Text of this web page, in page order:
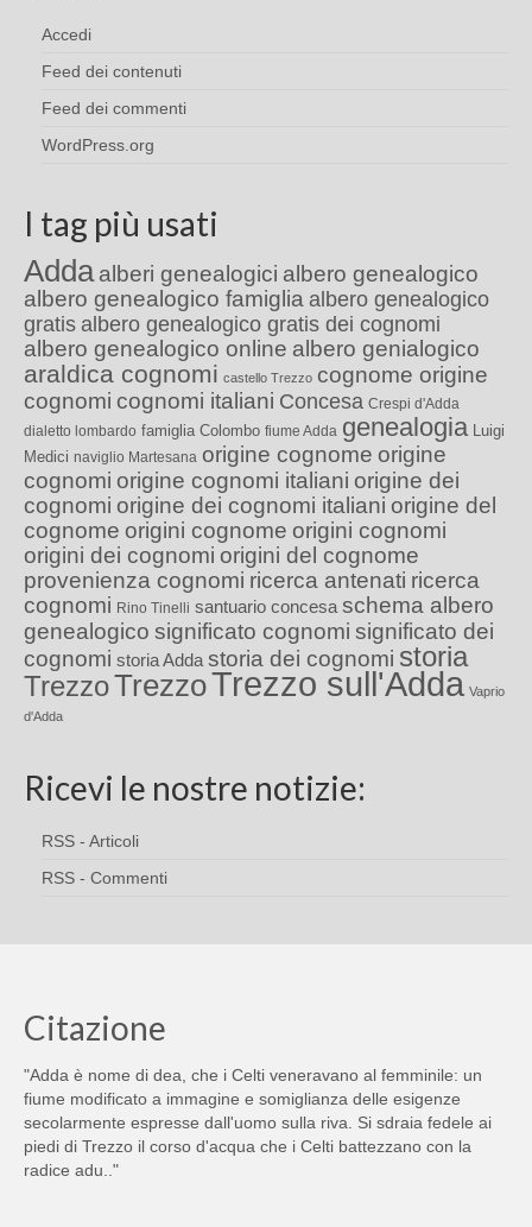
Accedi
Feed dei contenuti
Feed dei commenti
WordPress.org
I tag più usati
Adda alberi genealogici albero genealogico
albero genealogico famiglia albero genealogico
gratis albero genealogico gratis dei cognomi
albero genealogico online albero genialogico
araldica cognomi castello Trezzo cognome origine
cognomi cognomi italiani Concesa Crespi d'Adda
dialetto lombardo famiglia Colombo fiume Adda genealogia Luigi
Medici naviglio Martesana origine cognome origine
cognomi origine cognomi italiani origine dei
cognomi origine dei cognomi italiani origine del
cognome origini cognome origini cognomi
origini dei cognomi origini del cognome
provenienza cognomi ricerca antenati ricerca
cognomi Rino Tinelli santuario concesa schema albero
genealogico significato cognomi significato dei
cognomi storia Adda storia dei cognomi storia
TrezzoTrezzoTrezzo sull'Adda Vaprio
d'Adda
Ricevi le nostre notizie:
RSS - Articoli
RSS - Commenti
Citazione
"Adda è nome di dea, che i Celti veneravano al femminile: un
fiume modificato a immagine e somiglianza delle esigenze
secolarmente espresse dall'uomo sulla riva. Si sdraia fedele ai
piedi di Trezzo il corso d'acqua che i Celti battezzano con la
radice adu.."